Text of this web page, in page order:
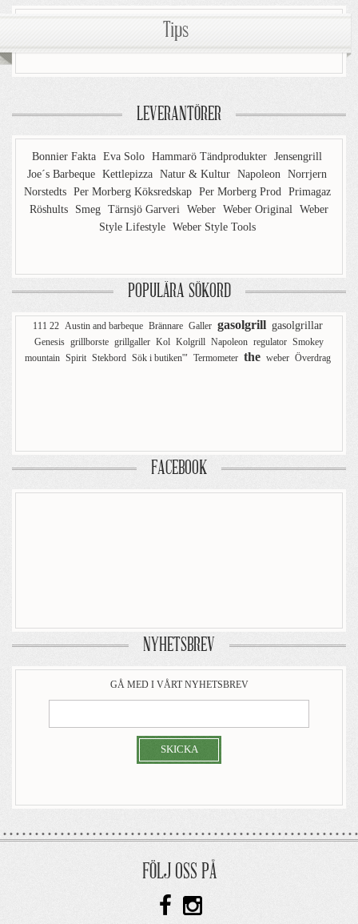
Tips
LEVERANTÖRER
Bonnier Fakta Eva Solo Hammarö Tändprodukter Jensengrill
Joe´s Barbeque Kettlepizza Natur & Kultur Napoleon Norrjern
Norstedts Per Morberg Köksredskap Per Morberg Prod Primagaz
Röshults
Smeg Tärnsjö Garveri Weber Weber Original Weber
Style Lifestyle Weber Style Tools
POPULÄRA SÖKORD
111 22 Austin and barbeque Brännare Galler gasolgrill gasolgrillar
Genesis grillborste grillgaller Kol Kolgrill Napoleon regulator Smokey
mountain Spirit Stekbord Sök i butiken'" Termometer the weber Överdrag
FACEBOOK
NYHETSBREV
GÅ MED I VÅRT NYHETSBREV
SKICKA
FÖLJ OSS PÅ